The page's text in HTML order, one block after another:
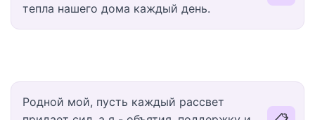
тепла нашего дома каждый день.
Родной мой, пусть каждый рассвет